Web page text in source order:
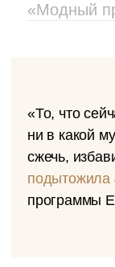
«Модный
«То, что
ни в какой
сжечь,
подытожила
программы